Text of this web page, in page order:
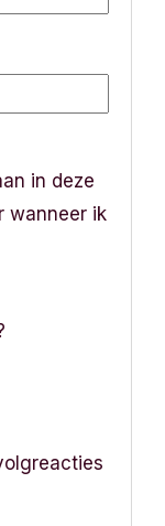
in deze
wanneer ik